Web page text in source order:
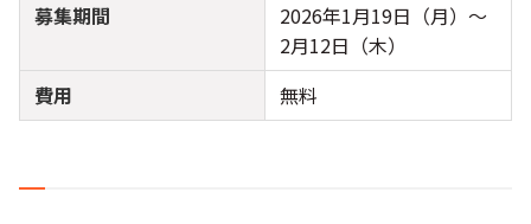
募集期間
2026年1月19日（月）～
2月12日（木）
費用
無料